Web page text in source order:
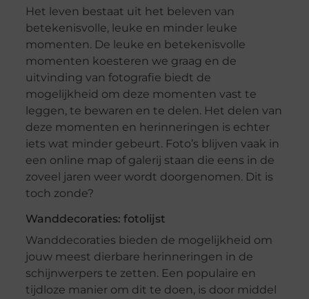
Het leven bestaat uit het beleven van
betekenisvolle, leuke en minder leuke
momenten. De leuke en betekenisvolle
momenten koesteren we graag en de
uitvinding van fotografie biedt de
mogelijkheid om deze momenten vast te
leggen, te bewaren en te delen. Het delen van
deze momenten en herinneringen is echter
iets wat minder gebeurt. Foto’s blijven vaak in
een online map of galerij staan die eens in de
zoveel jaren weer wordt doorgenomen. Dit is
toch zonde?
Wanddecoraties: fotolijst
Wanddecoraties bieden de mogelijkheid om
jouw meest dierbare herinneringen in de
schijnwerpers te zetten. Een populaire en
tijdloze manier om dit te doen, is door middel